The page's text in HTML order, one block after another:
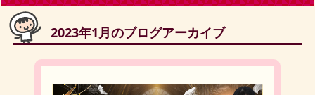
Search
佳澄
Hey! Say! JUMP, SixTONES, Snow Man, ジャニーズJr.
2023年1月のブログアーカイブ